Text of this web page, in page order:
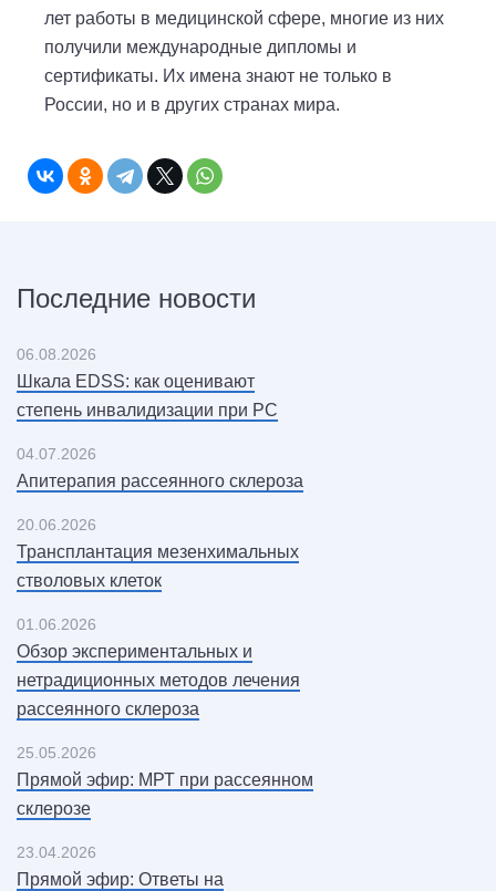
лет работы в медицинской сфере, многие из них
получили международные дипломы и
сертификаты. Их имена знают не только в
России, но и в других странах мира.
Последние новости
06.08.2026
Шкала EDSS: как оценивают
степень инвалидизации при РС
04.07.2026
Апитерапия рассеянного склероза
20.06.2026
Трансплантация мезенхимальных
стволовых клеток
01.06.2026
Обзор экспериментальных и
нетрадиционных методов лечения
рассеянного склероза
25.05.2026
Прямой эфир: МРТ при рассеянном
склерозе
23.04.2026
Прямой эфир: Ответы на